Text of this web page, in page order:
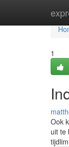
1
Ook
uit te